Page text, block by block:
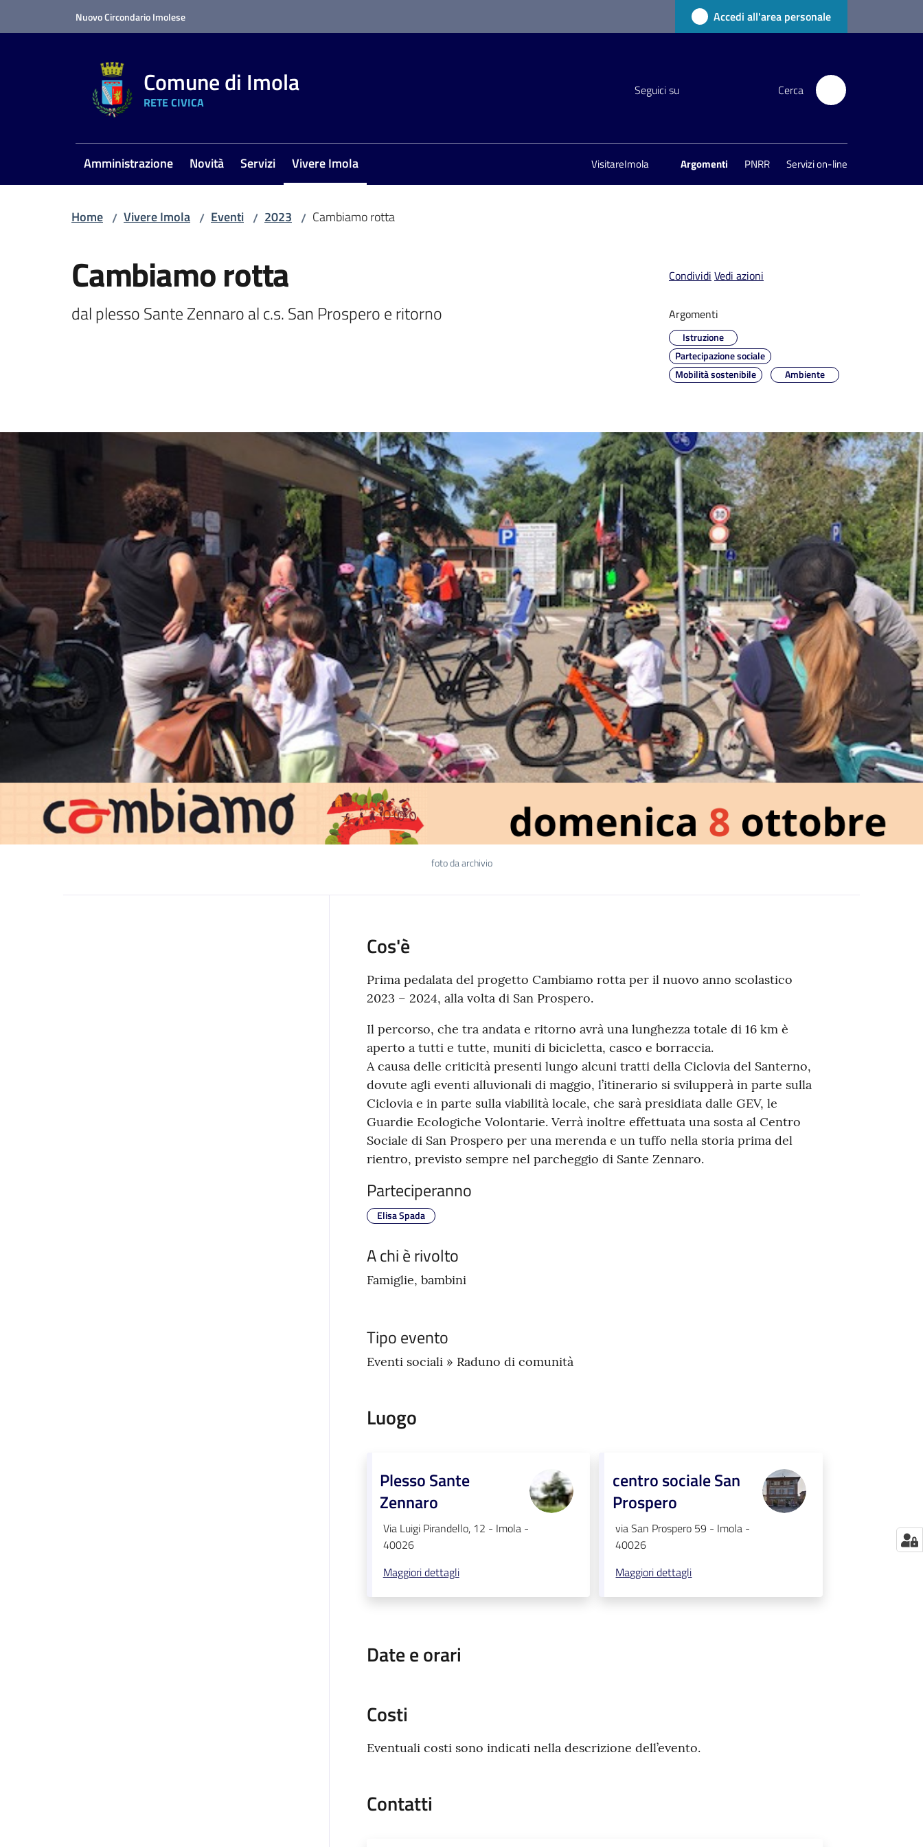
Nuovo Circondario Imolese Accedi all'area personale
Comune di Imola
RETE CIVICA
Seguici su Cerca
Amministrazione Novità Servizi Vivere Imola
Menu selezionato VisitareImola Argomenti PNRR Servizi on-line
Home / Vivere Imola / Eventi / 2023 / Cambiamo rotta
Cambiamo rotta
dal plesso Sante Zennaro al c.s. San Prospero e ritorno
Condividi Vedi azioni
Argomenti
Istruzione
Partecipazione sociale
Mobilità sostenibile
Ambiente
foto da archivio
Cos'è
Prima pedalata del progetto Cambiamo rotta per il nuovo anno scolastico
2023 – 2024, alla volta di San Prospero.
Il percorso, che tra andata e ritorno avrà una lunghezza totale di 16 km è
aperto a tutti e tutte, muniti di bicicletta, casco e borraccia.
A causa delle criticità presenti lungo alcuni tratti della Ciclovia del Santerno,
dovute agli eventi alluvionali di maggio, l’itinerario si svilupperà in parte sulla
Ciclovia e in parte sulla viabilità locale, che sarà presidiata dalle GEV, le
Guardie Ecologiche Volontarie. Verrà inoltre effettuata una sosta al Centro
Sociale di San Prospero per una merenda e un tuffo nella storia prima del
rientro, previsto sempre nel parcheggio di Sante Zennaro.
Parteciperanno
Elisa Spada
A chi è rivolto
Famiglie, bambini
Tipo evento
Eventi sociali » Raduno di comunità
Luogo
Plesso Sante
Zennaro
Via Luigi Pirandello, 12 - Imola -
40026
Maggiori dettagli
centro sociale San
Prospero
via San Prospero 59 - Imola -
40026
Maggiori dettagli
Date e orari
Costi
Eventuali costi sono indicati nella descrizione dell’evento.
Contatti